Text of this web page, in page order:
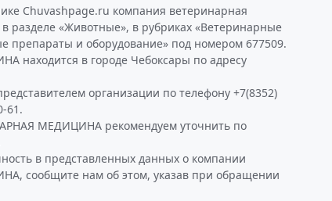
Chuvashpage.ru компания ветеринарная
разделе «Животные», в рубриках «Ветеринарные
препараты и оборудование» под номером 677509.
находится в городе Чебоксары по адресу
организации по телефону +7(8352)
61.
МЕДИЦИНА рекомендуем уточнить по
в представленных данных о компании
сообщите нам об этом, указав при обращении